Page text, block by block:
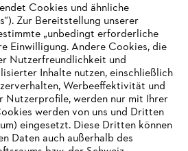
Cookies und ähnliche
Zur Bereitstellung unserer
„unbedingt erforderliche
Einwilligung. Andere Cookies, die
Nutzerfreundlichkeit und
Inhalte nutzen, einschließlich
Werbeeffektivität und
Nutzerprofile, werden nur mit Ihrer
werden von uns und Dritten
eingesetzt. Diese Dritten können
Daten auch außerhalb des